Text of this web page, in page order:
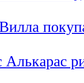
Алькарас